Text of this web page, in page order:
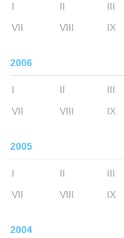
I II III
VII
VIII IX
2006
I II III
VII
VIII IX
2005
I II III
VII
VIII IX
2004